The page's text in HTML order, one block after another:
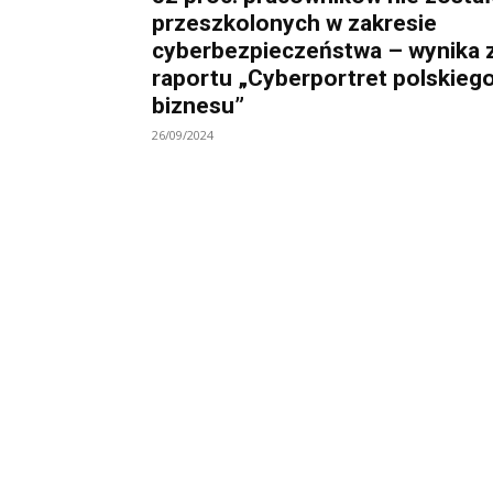
przeszkolonych w zakresie
cyberbezpieczeństwa – wynika
raportu „Cyberportret
biznesu”
26/09/2024